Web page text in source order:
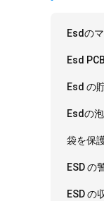
Esdの
Esd
Esd の
Esdの
袋を保
ESD の
ESD の